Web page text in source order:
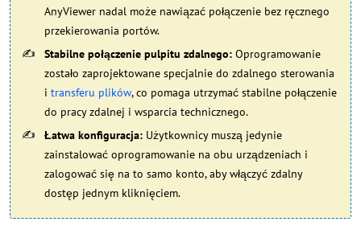
AnyViewer nadal może nawiązać połączenie bez ręcznego
przekierowania portów.
Stabilne połączenie pulpitu zdalnego: Oprogramowanie
zostało zaprojektowane specjalnie do zdalnego sterowania
i transferu plików, co pomaga utrzymać stabilne połączenie
do pracy zdalnej i wsparcia technicznego.
Łatwa konfiguracja: Użytkownicy muszą jedynie
zainstalować oprogramowanie na obu urządzeniach i
zalogować się na to samo konto, aby włączyć zdalny
dostęp jednym kliknięciem.